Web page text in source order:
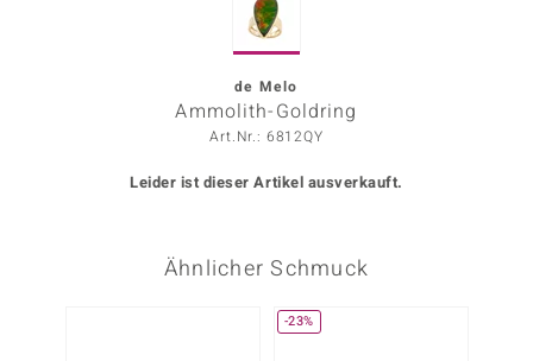
de Melo
Ammolith-Goldring
Art.Nr.: 6812QY
Leider ist dieser Artikel ausverkauft.
Ähnlicher Schmuck
-23%